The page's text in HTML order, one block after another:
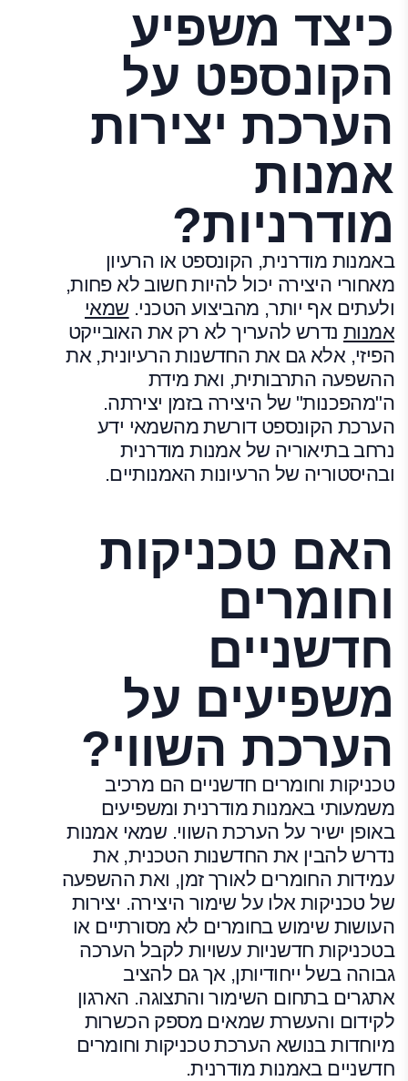
כיצד משפיע
הקונספט על
הערכת יצירות
אמנות
מודרניות?
באמנות מודרנית, הקונספט או הרעיון
מאחורי היצירה יכול להיות חשוב לא פחות,
ולעתים אף יותר, מהביצוע הטכני. שמאי
אמנות נדרש להעריך לא רק את האובייקט
הפיזי, אלא גם את החדשנות הרעיונית, את
ההשפעה התרבותית, ואת מידת
ה"מהפכנות" של היצירה בזמן יצירתה.
הערכת הקונספט דורשת מהשמאי ידע
נרחב בתיאוריה של אמנות מודרנית
ובהיסטוריה של הרעיונות האמנותיים.
האם טכניקות
וחומרים
חדשניים
משפיעים על
הערכת השווי?
טכניקות וחומרים חדשניים הם מרכיב
משמעותי באמנות מודרנית ומשפיעים
באופן ישיר על הערכת השווי. שמאי אמנות
נדרש להבין את החדשנות הטכנית, את
עמידות החומרים לאורך זמן, ואת ההשפעה
של טכניקות אלו על שימור היצירה. יצירות
העושות שימוש בחומרים לא מסורתיים או
בטכניקות חדשניות עשויות לקבל הערכה
גבוהה בשל ייחודיותן, אך גם להציב
אתגרים בתחום השימור והתצוגה. הארגון
לקידום והעשרת שמאים מספק הכשרות
מיוחדות בנושא הערכת טכניקות וחומרים
חדשניים באמנות מודרנית.